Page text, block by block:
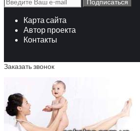
Карта сайта
Автор проекта
Контакты
Заказать звонок